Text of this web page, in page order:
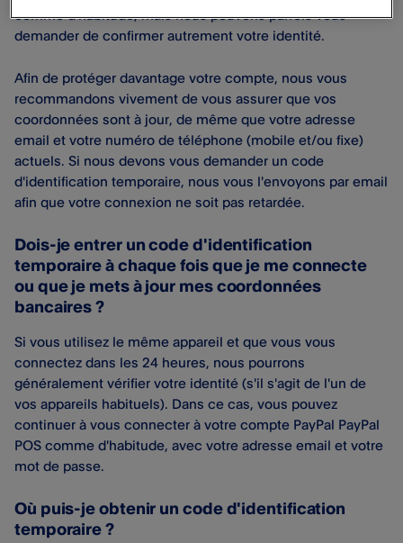
comme d'habitude, mais nous pouvons parfois vous
demander de confirmer autrement votre identité.
Afin de protéger davantage votre compte, nous vous
recommandons vivement de vous assurer que vos
coordonnées sont à jour, de même que votre adresse
email et votre numéro de téléphone (mobile et/ou fixe)
actuels. Si nous devons vous demander un code
d'identification temporaire, nous vous l'envoyons par email
afin que votre connexion ne soit pas retardée.
Dois-je entrer un code d'identification
temporaire à chaque fois que je me connecte
ou que je mets à jour mes coordonnées
bancaires ?
Si vous utilisez le même appareil et que vous vous
connectez dans les 24 heures, nous pourrons
généralement vérifier votre identité (s'il s'agit de l'un de
vos appareils habituels). Dans ce cas, vous pouvez
continuer à vous connecter à votre compte PayPal PayPal
POS comme d'habitude, avec votre adresse email et votre
mot de passe.
Où puis-je obtenir un code d'identification
temporaire ?